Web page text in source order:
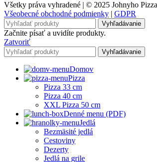
Všetky práva vyhradené | © 2025 Johnyho Pizza
Všeobecné obchodné podmienky | GDPR
Vyhľadávanie
Začnite písať a uvidíte produkty.
Zatvoriť
Vyhľadávanie
Domov
Pizza
Pizza 33 cm
Pizza 40 cm
XXL Pizza 50 cm
Denné menu (PDF)
Jedlá
Bezmäsité jedlá
Cestoviny
Dezerty
Jedlá na grile